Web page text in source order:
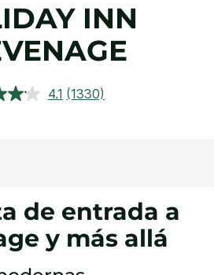
INN
4.1 Lea
(1330)
de entrada a
y más allá